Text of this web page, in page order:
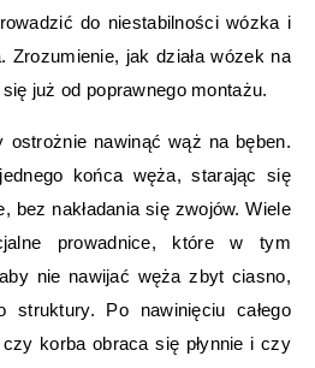
do niestabilności wózka i
Zrozumienie, jak działa wózek na
już od poprawnego montażu.
ostrożnie nawinąć wąż na bęben.
końca węża, starając się
bez nakładania się zwojów. Wiele
prowadnice, które w tym
nie nawijać węża zbyt ciasno,
Po nawinięciu całego
korba obraca się płynnie i czy